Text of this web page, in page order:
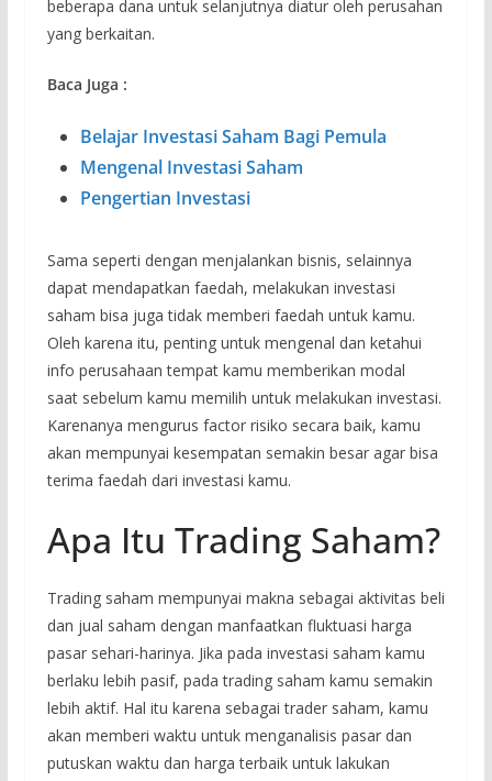
beberapa dana untuk selanjutnya diatur oleh perusahan
yang berkaitan.
Baca Juga :
Belajar Investasi Saham Bagi Pemula
Mengenal Investasi Saham
Pengertian Investasi
Sama seperti dengan menjalankan bisnis, selainnya
dapat mendapatkan faedah, melakukan investasi
saham bisa juga tidak memberi faedah untuk kamu.
Oleh karena itu, penting untuk mengenal dan ketahui
info perusahaan tempat kamu memberikan modal
saat sebelum kamu memilih untuk melakukan investasi.
Karenanya mengurus factor risiko secara baik, kamu
akan mempunyai kesempatan semakin besar agar bisa
terima faedah dari investasi kamu.
Apa Itu Trading Saham?
Trading saham mempunyai makna sebagai aktivitas beli
dan jual saham dengan manfaatkan fluktuasi harga
pasar sehari-harinya. Jika pada investasi saham kamu
berlaku lebih pasif, pada trading saham kamu semakin
lebih aktif. Hal itu karena sebagai trader saham, kamu
akan memberi waktu untuk menganalisis pasar dan
putuskan waktu dan harga terbaik untuk lakukan